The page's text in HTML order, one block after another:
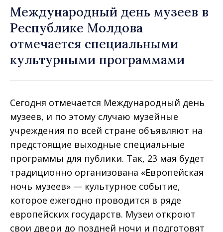
Международный день музеев в
Республике Молдова
отмечается специальными
культурными программами
Сегодня отмечается Международный день
музеев, и по этому случаю музейные
учреждения по всей стране объявляют на
предстоящие выходные специальные
программы для публики. Так, 23 мая будет
традиционно организована «Европейская
ночь музеев» — культурное событие,
которое ежегодно проводится в ряде
европейских государств. Музеи откроют
свои двери до поздней ночи и подготовят